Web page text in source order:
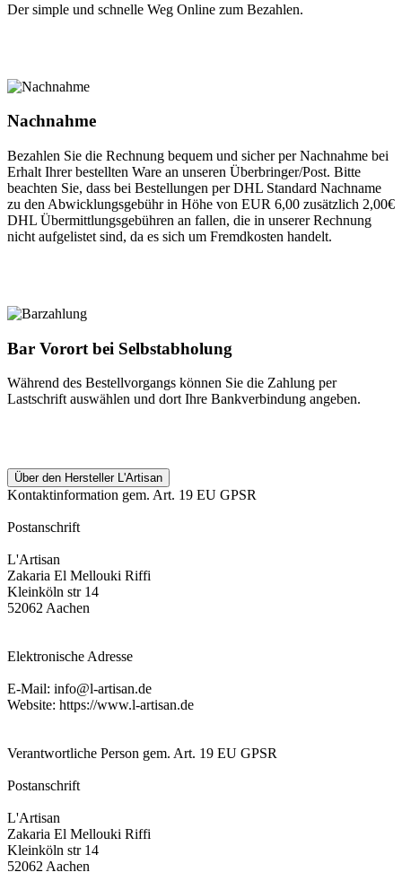
Der simple und schnelle Weg Online zum Bezahlen.
Nachnahme
Bezahlen Sie die Rechnung bequem und sicher per Nachnahme bei
Erhalt Ihrer bestellten Ware an unseren Überbringer/Post. Bitte
beachten Sie, dass bei Bestellungen per DHL Standard Nachname
zu den Abwicklungsgebühr in Höhe von EUR 6,00 zusätzlich 2,00€
DHL Übermittlungsgebühren an fallen, die in unserer Rechnung
nicht aufgelistet sind, da es sich um Fremdkosten handelt.
Bar Vorort bei Selbstabholung
Während des Bestellvorgangs können Sie die Zahlung per
Lastschrift auswählen und dort Ihre Bankverbindung angeben.
Über den Hersteller L'Artisan
Kontaktinformation gem. Art. 19 EU GPSR
Postanschrift
L'Artisan
Zakaria El Mellouki Riffi
Kleinköln str 14
52062 Aachen
Elektronische Adresse
E-Mail: info@l-artisan.de
Website: https://www.l-artisan.de
Verantwortliche Person gem. Art. 19 EU GPSR
Postanschrift
L'Artisan
Zakaria El Mellouki Riffi
Kleinköln str 14
52062 Aachen